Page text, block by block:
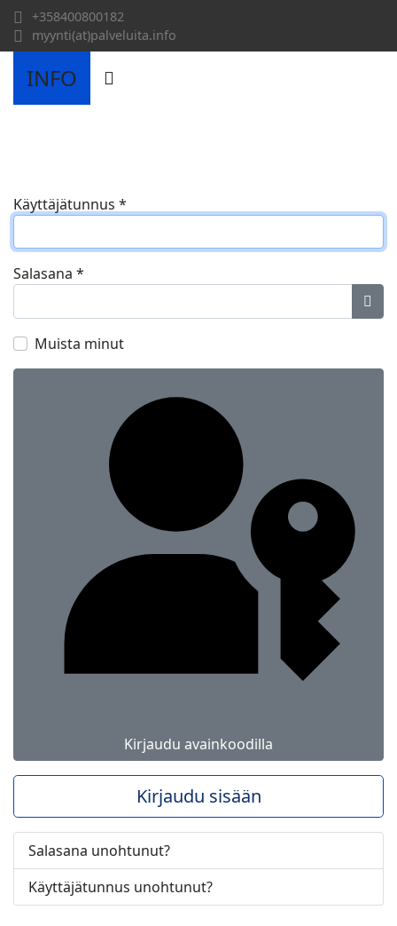
+358400800182
myynti(at)palveluita.info
INFO
Käyttäjätunnus *
Salasana *
Muista minut
Kirjaudu avainkoodilla
Kirjaudu sisään
Salasana unohtunut?
Käyttäjätunnus unohtunut?